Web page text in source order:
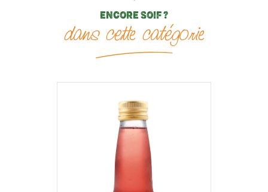
ENCORE SOIF ?
dans cette catégorie